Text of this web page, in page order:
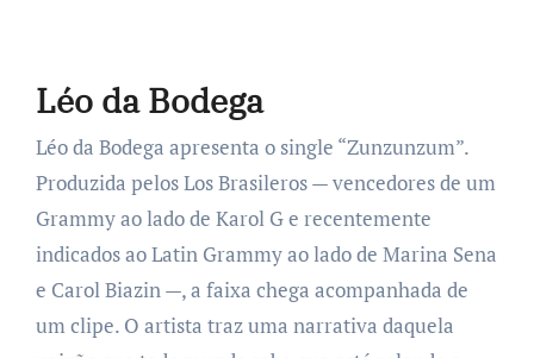
Léo da Bodega
Léo da Bodega apresenta o single “Zunzunzum”.
Produzida pelos Los Brasileros — vencedores de um
Grammy ao lado de Karol G e recentemente
indicados ao Latin Grammy ao lado de Marina Sena
e Carol Biazin —, a faixa chega acompanhada de
um clipe. O artista traz uma narrativa daquela